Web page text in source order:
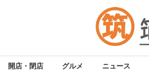
開店・閉店 グルメ ニュース